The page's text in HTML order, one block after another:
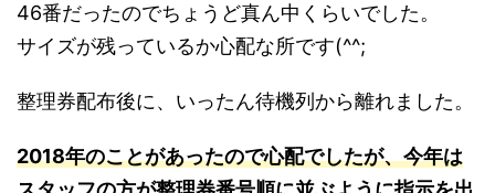
46番だったのでちょうど真ん中くらいでした。
サイズが残っているか心配な所です(^^;
整理券配布後に、いったん待機列から離れました。
2018年のことがあったので心配でしたが、今年は